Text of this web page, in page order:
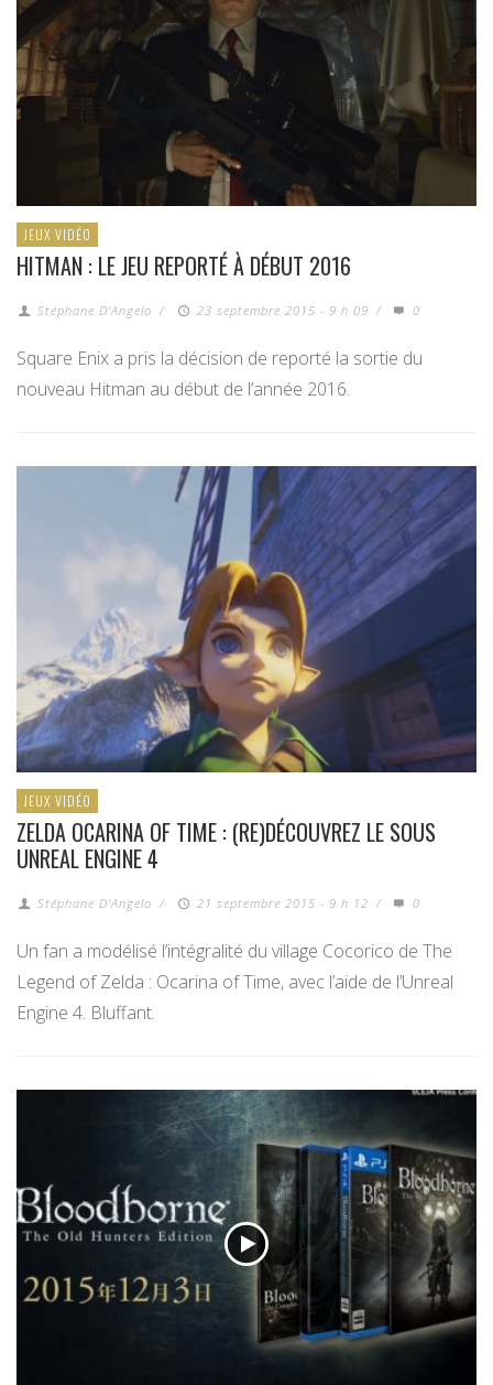
JEUX VIDÉO
HITMAN : LE JEU REPORTÉ À DÉBUT 2016
Stéphane D'Angelo / 23 septembre 2015 - 9 h 09 / 0
Square Enix a pris la décision de reporté la sortie du
nouveau Hitman au début de l’année 2016.
JEUX VIDÉO
ZELDA OCARINA OF TIME : (RE)DÉCOUVREZ LE SOUS
UNREAL ENGINE 4
Stéphane D'Angelo / 21 septembre 2015 - 9 h 12 / 0
Un fan a modélisé l’intégralité du village Cocorico de The
Legend of Zelda : Ocarina of Time, avec l’aide de l’Unreal
Engine 4. Bluffant.